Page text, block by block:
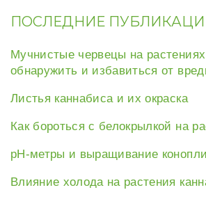
ПОСЛЕДНИЕ
Мучнистые червецы на растениях
обнаружить и избавиться от
Листья каннабиса и их окраска
Как бороться с белокрылкой на
рН-метры и выращивание конопли
Влияние холода на растения